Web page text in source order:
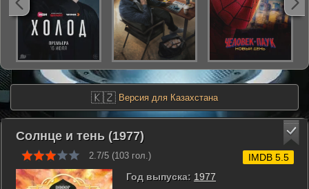
🇰🇿 Версия для Казахстана
Солнце и тень (1977)
2.7/5 (103 гол.)
Год выпуска: 1977
IMDB 5.5